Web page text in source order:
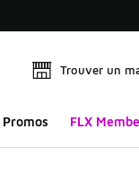
Trouver un
Promos FLX